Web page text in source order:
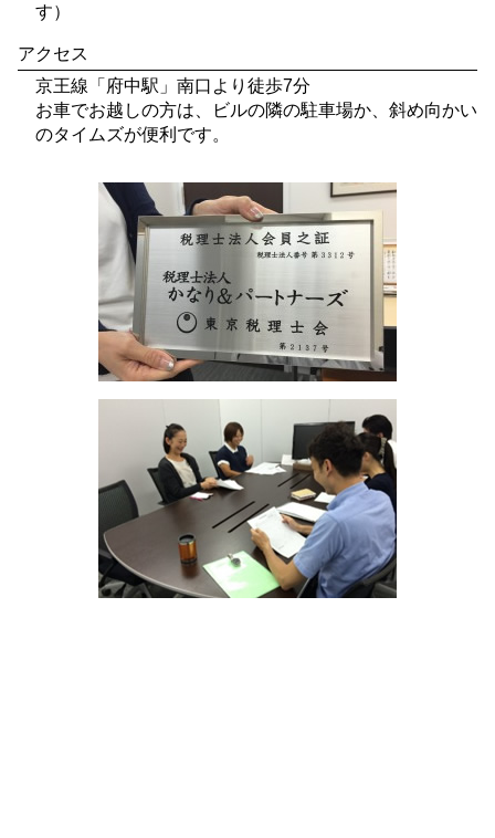
す）
アクセス
京王線「府中駅」南口より徒歩7分
お車でお越しの方は、ビルの隣の駐車場か、斜め向かい
のタイムズが便利です。